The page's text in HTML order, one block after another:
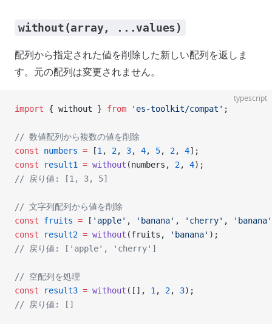
without(array, ...values)
配列から指定された値を削除した新しい配列を返しま
す。元の配列は変更されません。
typescript
import { without } from 'es-toolkit/compat' ;
// 数値配列から複数の値を削除
const numbers = [1 , 2, 3, 4, 5, 2, 4];
const result1 = without (numbers, 2, 4);
// 戻り値: [1, 3, 5]
// 文字列配列から値を削除
const fruits = [ 'apple' , 'banana' , 'cherry' ,
'banana'
const result2 = without (fruits, 'banana' );
// 戻り値: ['apple', 'cherry']
// 空配列を処理
const result3 = without ([], 1 , 2, 3);
// 戻り値: []